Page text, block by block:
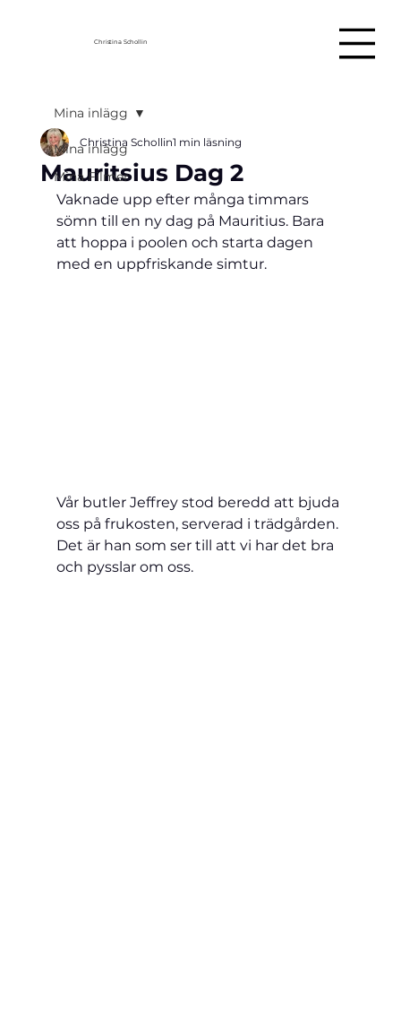
Christina Schollin
Mina inlägg
Mina Filmer
Mina inlägg
Mauritsius Dag 2
Christina Schollin1 min läsning
Vaknade upp efter många timmars
sömn till en ny dag på Mauritius. Bara
att hoppa i poolen och starta dagen
med en uppfriskande simtur.
Vår butler Jeffrey stod beredd att bjuda
oss på frukosten, serverad i trädgården.
Det är han som ser till att vi har det bra
och pysslar om oss.